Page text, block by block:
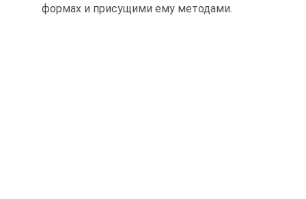
формах и присущими ему методами.